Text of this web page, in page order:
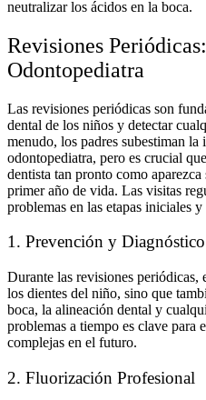
neutralizar los ácidos en la boca.
Revisiones
Odontopediatra
Las revisiones periódicas son
dental de los niños y detectar
menudo, los padres subestiman la
odontopediatra, pero es crucial
dentista tan pronto como
primer año de vida. Las visitas
problemas en las etapas iniciales
1. Prevención y
Durante las revisiones periódicas,
los dientes del niño, sino que
boca, la alineación dental y
problemas a tiempo es clave para
complejas en el futuro.
2. Fluorización Profesional